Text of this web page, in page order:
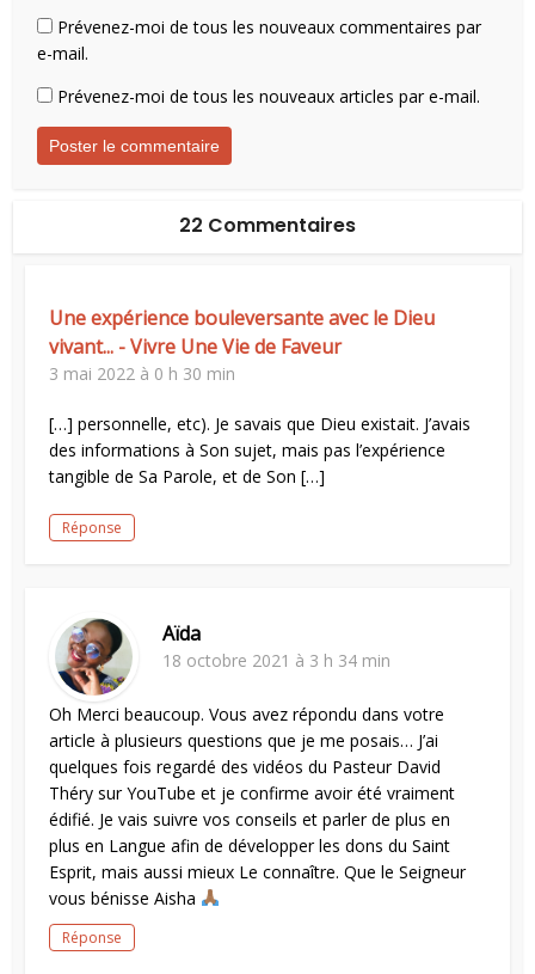
Prévenez-moi de tous les nouveaux commentaires par
e-mail.
Prévenez-moi de tous les nouveaux articles par e-mail.
22 Commentaires
Une expérience bouleversante avec le Dieu
vivant... - Vivre Une Vie de Faveur
3 mai 2022 à 0 h 30 min
[…] personnelle, etc). Je savais que Dieu existait. J’avais
des informations à Son sujet, mais pas l’expérience
tangible de Sa Parole, et de Son […]
Réponse
Aïda
18 octobre 2021 à 3 h 34 min
Oh Merci beaucoup. Vous avez répondu dans votre
article à plusieurs questions que je me posais… J’ai
quelques fois regardé des vidéos du Pasteur David
Théry sur YouTube et je confirme avoir été vraiment
édifié. Je vais suivre vos conseils et parler de plus en
plus en Langue afin de développer les dons du Saint
Esprit, mais aussi mieux Le connaître. Que le Seigneur
vous bénisse Aisha
Réponse